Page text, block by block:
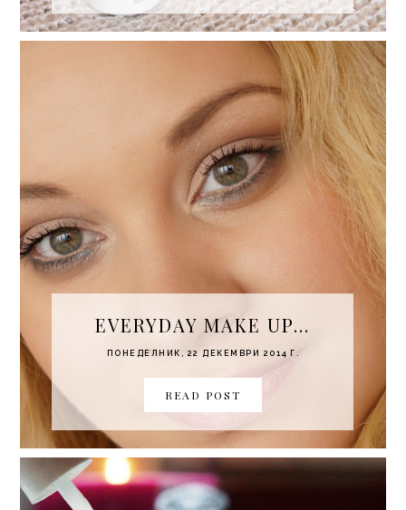
EVERYDAY MAKE UP...
ПОНЕДЕЛНИК, 22 ДЕКЕМВРИ 2014 Г.
READ POST